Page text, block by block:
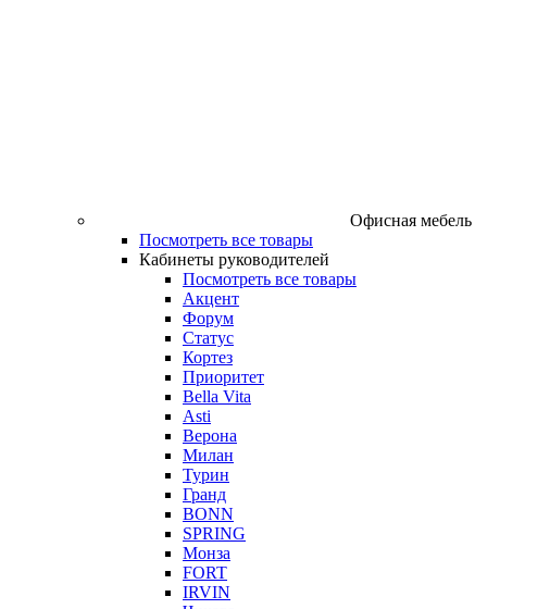
Офисная мебель
Посмотреть все товары
Кабинеты руководителей
Посмотреть все товары
Акцент
Форум
Статус
Кортез
Приоритет
Bella Vita
Asti
Верона
Милан
Турин
Гранд
BONN
SPRING
Монза
FORT
IRVIN